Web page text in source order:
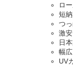
ロ
短
つ
激安
日
幅
UV